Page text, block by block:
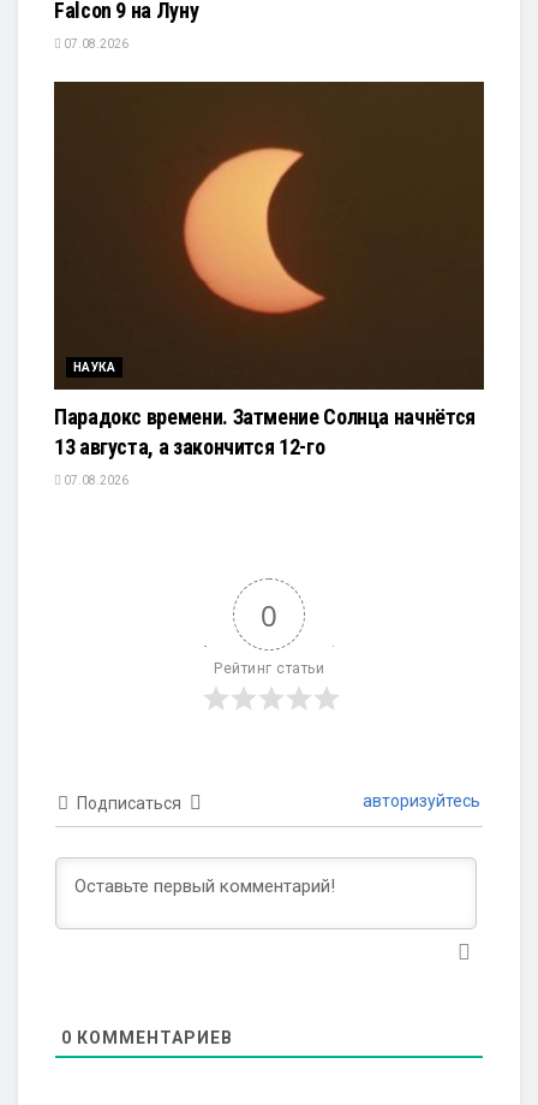
Falcon 9 на Луну
07.08.2026
НАУКА
Парадокс времени. Затмение Солнца начнётся
13 августа, а закончится 12-го
07.08.2026
0
Рейтинг статьи
Подписаться авторизуйтесь
0 КОММЕНТАРИЕВ